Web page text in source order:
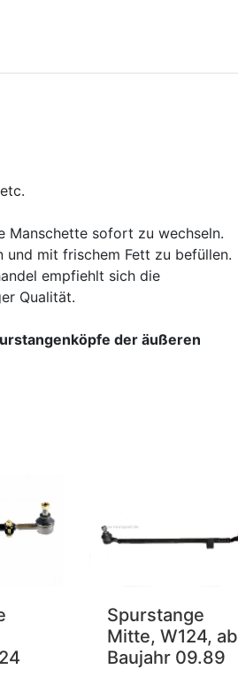
Manschette sofort zu wechseln.
und mit frischem Fett zu befüllen.
empfiehlt sich die
Qualität.
der äußeren
Spurstange
Mitte, W124, ab
Baujahr 09.89